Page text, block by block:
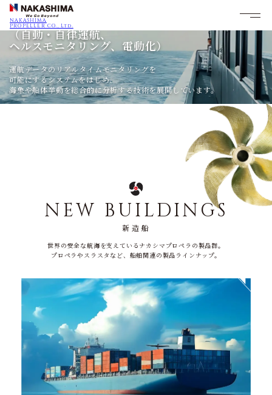
NAKASHIMA
PROPELLER CO., Ltd.
BEYOND
PROPULSION
私たちは、船を前に進める
スペシャリストであり続けます。
100周年記念サイト
CARBON NEUTRAL
カーボンニュートラル
（GHG,CO2削減）
波や風が絶えず起きている実海域での
安全・快適な最適運航を追求し、
GHG削減・カーボンニュートラルに貢献していきます。
安全運航
（自動・自律運航、
ヘルスモニタリング、電動化）
運航データのリアルタイムモニタリングを
可能にするシステムをはじめ、
海象や船体挙動を総合的に分析する技術を展開しています。
労務負荷低減
（自動離着桟への取り組み）
装置製品の電動化・
遠隔化に取り組み、
船舶運航における複雑な
作業の効率化に貢献します。
NEW BUILDINGS
新造船
世界の安全な航海を支えているナカシマプロペラの製品群。
プロペラやスラスタなど、船舶関連の製品ラインナップ。